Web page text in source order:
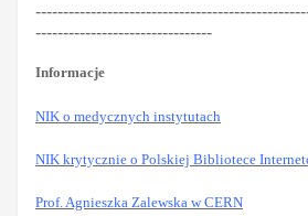
--------------------------------
Informacje
NIK o medycznych instytutach
NIK krytycznie o Polskiej Bibliotece
Prof. Agnieszka Zalewska w CERN